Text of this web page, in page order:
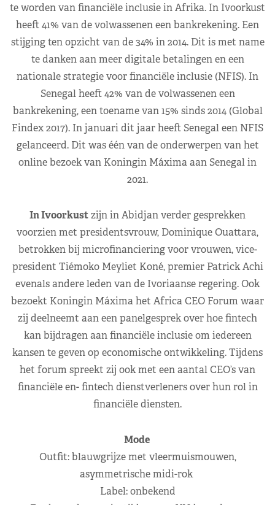
te worden van financiële inclusie in Afrika. In Ivoorkust
heeft 41% van de volwassenen een bankrekening. Een
stijging ten opzicht van de 34% in 2014. Dit is met name
te danken aan meer digitale betalingen en een
nationale strategie voor financiële inclusie (NFIS). In
Senegal heeft 42% van de volwassenen een
bankrekening, een toename van 15% sinds 2014 (Global
Findex 2017). In januari dit jaar heeft Senegal een NFIS
gelanceerd. Dit was één van de onderwerpen van het
online bezoek van Koningin Máxima aan Senegal in
2021.
In Ivoorkustzijn in Abidjan verder gesprekken
voorzien met presidentsvrouw, Dominique Ouattara,
betrokken bij microfinanciering voor vrouwen, vice-
president Tiémoko Meyliet Koné, premier Patrick Achi
evenals andere leden van de Ivoriaanse regering. Ook
bezoekt Koningin Máxima het Africa CEO Forum waar
zij deelneemt aan een panelgesprek over hoe fintech
kan bijdragen aan financiële inclusie om iedereen
kansen te geven op economische ontwikkeling. Tijdens
het forum spreekt zij ook met een aantal CEO’s van
financiële en- fintech dienstverleners over hun rol in
financiële diensten.
Mode
Outfit: blauwgrijze met vleermuismouwen,
asymmetrische midi-rok
Label: onbekend